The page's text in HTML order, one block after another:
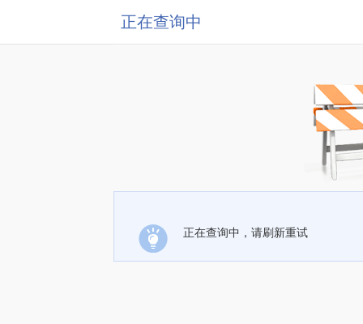
正在查询中
正在查询中，请刷新重试